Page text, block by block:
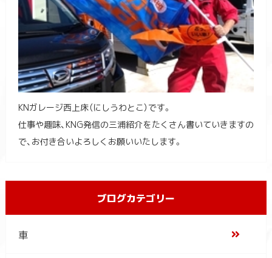
KNガレージ西上床（にしうわとこ）です。
仕事や趣味、KNG発信の三浦紹介をたくさん書いていきますの
で、お付き合いよろしくお願いいたします。
ブログカテゴリー
車